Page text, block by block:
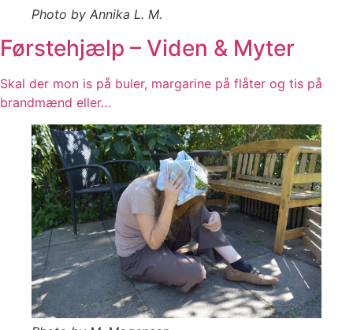
Photo by Annika L. M.
Førstehjælp – Viden & Myter
Skal der mon is på buler, margarine på flåter og tis på
brandmænd eller…